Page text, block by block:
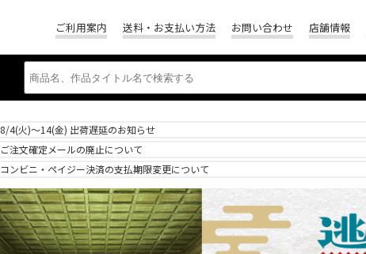
ご利用案内 送料・お支払い方法 お問い合わせ 店舗情報
8/4(火)～14(金) 出荷遅延のお知らせ
ご注文確定メールの廃止について
コンビニ・ペイジー決済の支払期限変更について